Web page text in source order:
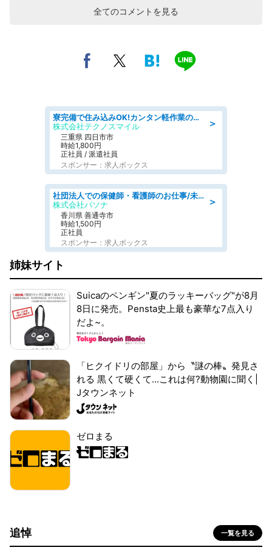
全てのコメントを見る
＞
寮完備で住み込みOK!カンタン軽作業のお仕事 denso aichi
株式会社テクノスマイル
三重県 四日市市
時給1,800円
正社員 / 派遣社員
スポンサー：求人ボックス
＞
社団法人での保健師・看護師のお仕事/未経験OK/要資格:普通免許、保健師、正看護師
株式会社パソナ
香川県 善通寺市
時給1,500円
正社員
スポンサー：求人ボックス
姉妹サイト
Suicaのペンギン"夏のラッキーバッグ"が8月
8日に発売。Pensta史上最も豪華な7点入り
だよ~。
「ヒクイドリの部屋」から〝謎の棒〟発見さ
れる 黒くて硬くて...これは何?動物園に聞く|
Jタウンネット
ゼロまる
追悼 一覧を見る